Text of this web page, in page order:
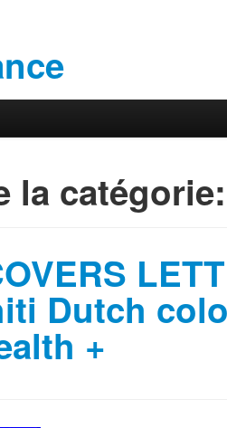
la catégorie:
Dutch
+